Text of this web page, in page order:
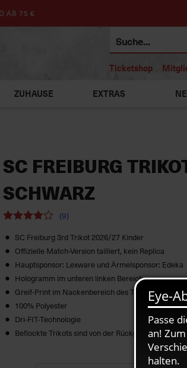
AB 75 €
Ticketshop
ZUHAUSE EXTRAS
SC FREIBURG
SCHWARZ
(9)
SC Freiburg 3rd Trikot 2026/27 Kinder
Offizielle Match-Version tailliert, kein Replica
Hauptsponsor: Lexware und Ärmelsponsor: Edeka
Hologramm im unteren linken Bereich
Greif-Print im Nackenbereich des Trikots
100% Polyester
Dri-FIT-Technologie
Beflockte Trikots sind von der Rückgabe und